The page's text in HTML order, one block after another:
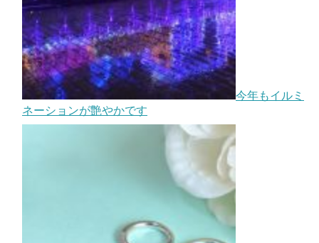
今年もイルミ
ネーションが艶やかです